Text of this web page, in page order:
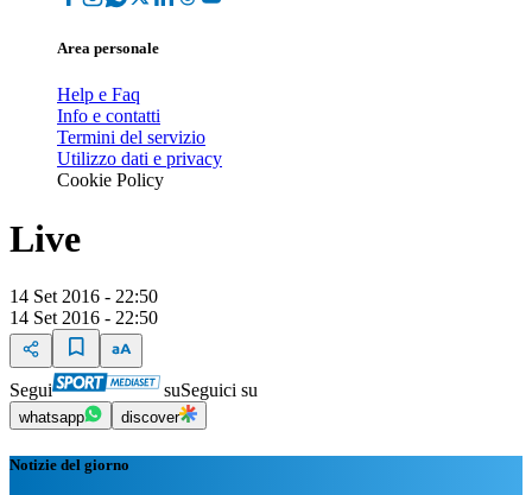
Area personale
Help e Faq
Info e contatti
Termini del servizio
Utilizzo dati e privacy
Cookie Policy
Live
14 Set 2016 - 22:50
14 Set 2016 - 22:50
Segui suSeguici su
whatsapp discover
Notizie del giorno